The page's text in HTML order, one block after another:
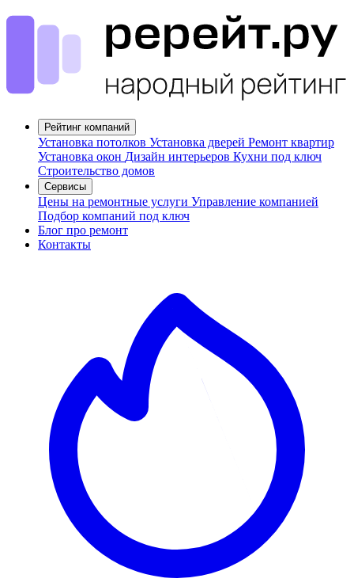
Рейтинг компаний
Установка потолков Установка дверей Ремонт квартир
Установка окон Дизайн интерьеров Кухни под ключ
Строительство домов
Сервисы
Цены на ремонтные услуги Управление компанией
Подбор компаний под ключ
Блог про ремонт
Контакты